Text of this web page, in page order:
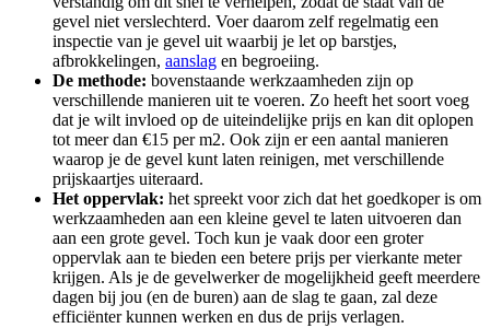
gevel niet verslechterd. Voer daarom zelf regelmatig een
inspectie van je gevel uit waarbij je let op barstjes,
afbrokkelingen, aanslag en begroeiing.
De methode: bovenstaande werkzaamheden zijn op
verschillende manieren uit te voeren. Zo heeft het soort voeg
dat je wilt invloed op de uiteindelijke prijs en kan dit oplopen
tot meer dan €15 per m2. Ook zijn er een aantal manieren
waarop je de gevel kunt laten reinigen, met verschillende
prijskaartjes uiteraard.
Het oppervlak: het spreekt voor zich dat het goedkoper is om
werkzaamheden aan een kleine gevel te laten uitvoeren dan
aan een grote gevel. Toch kun je vaak door een groter
oppervlak aan te bieden een betere prijs per vierkante meter
krijgen. Als je de gevelwerker de mogelijkheid geeft meerdere
dagen bij jou (en de buren) aan de slag te gaan, zal deze
efficiënter kunnen werken en dus de prijs verlagen.